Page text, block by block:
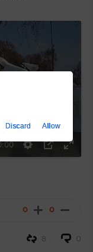
0 0
0
8
Discard Allow